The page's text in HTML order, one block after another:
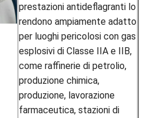
prestazioni antideflagranti lo
rendono ampiamente adatto
per luoghi pericolosi con gas
esplosivi di Classe IIA e IIB,
come raffinerie di petrolio,
produzione chimica,
produzione, lavorazione
farmaceutica, stazioni di